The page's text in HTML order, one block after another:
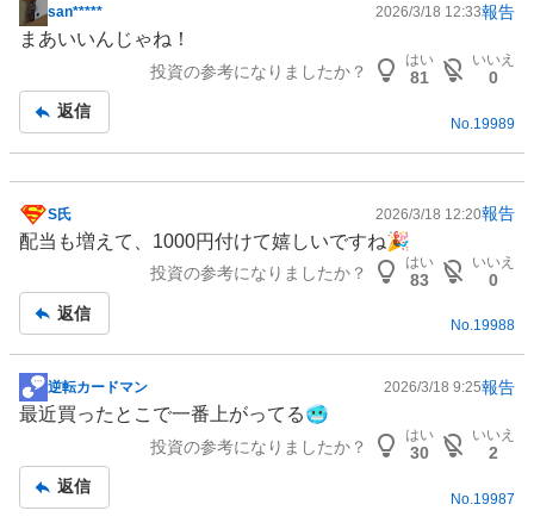
掲
示
事
san***** 2026/3/18 12:33報告
まあいいんじゃね！
投資の参考になりましたか？
はい
81
いいえ
0
返信
No. 19989
掲
示
事
S氏 2026/3/18 12:20報告
配当も増えて、1000円付けて嬉しいですね🎉
投資の参考になりましたか？
はい
83
いいえ
0
返信
No.19988
掲
示
事
逆転カードマン 2026/3/18 9:25報告
最近買ったとこで一番上がってる🥶
投資の参考になりましたか？
はい
30
いいえ
2
返信
No. 19987